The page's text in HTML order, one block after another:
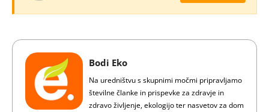
Bodi Eko
Na uredništvu s skupnimi močmi pripravljamo
številne članke in prispevke za zdravje in
zdravo življenje, ekologijo ter nasvetov za dom